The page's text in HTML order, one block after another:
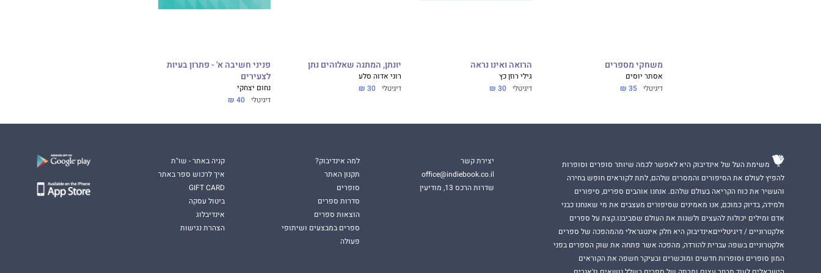
משחקי מספרים
אסתר יוסים
דיגיטלי 35 ₪
הרואה ואינו נראה
גילי רוזן כץ
דיגיטלי 30 ₪
יונתן, המתנה שאלוהים נתן
רוני אדוה סלע
דיגיטלי 30 ₪
פניני חשיבה א' - פתרון בעיות
לצעירים
נחום יצחקי
דיגיטלי 40 ₪
משימת העל של אינדיבוק היא לאפשר לכמה שיותר סופרים וסופרות
להפיץ לעולם את הסיפורים והמסרים שלהם, לתת לקוראים חופש בחירה
והעשיר את כוח הקריאה בעולם שלהם. אנחנו אוהבים ספרים, סיפורים
ולמידה, בדיוק כמוכם, אנו מאמינים שסיפורים מעצבים את מי שאנחנו כבני
אדם ומילים יכולות להעצים ולשנות את העולם שסביבנו.קצת על ספרים
אלקטרוניים / דיגיטלייםאינדיבוק היא חלק אינטגראלי מהמהפכה של ספרים
אלקטרוניים בשפה עברית להורדה, מהפכה אשר פתחה את שוק הספרים בפני
המון סופרים וסופרות חדשים ומוכשרים ובעיקר חשפה את הקוראים
יצירת קשר
office@indiebook.co.il
שדרות הרכס 13, מודיעין
למה אינדיבוק?
תקנון האתר
סופרים
סדרות ספרים
הוצאות ספרים
ספרים במבצעים ושיתופי
פעולה
קניה באתר - שו"ת
איך לרכוש ספר באתר
GIFT CARD
ביטול עסקה
אינדיבלוג
הצהרת נגישות